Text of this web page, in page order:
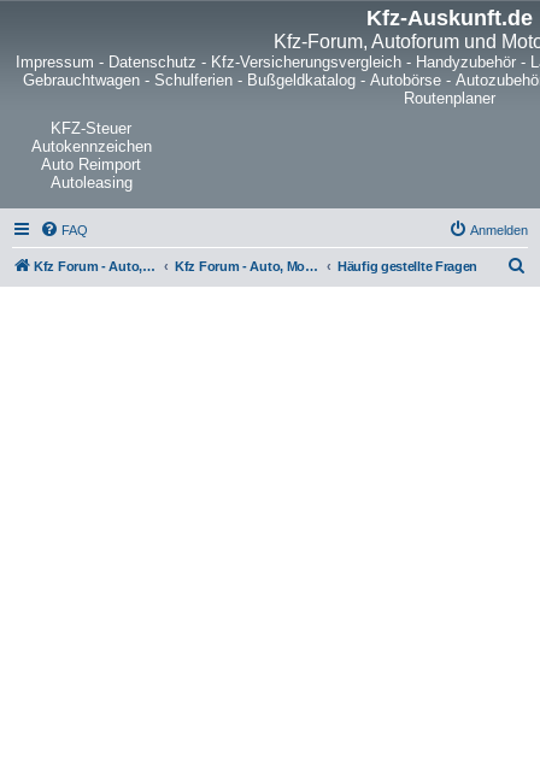
Kfz-Auskunft.de
Kfz-Forum, Autoforum und
Impressum - Datenschutz - Kfz-Versicherungsvergleich - Handyzubehör -
Gebrauchtwagen- Schulferien- Bußgeldkatalog- Autobörse-
Routenplaner
KFZ-Steuer
Autokennzeichen
Auto Reimport
Autoleasing
FAQ Anmelden
Kfz Forum - Auto, Motorrad und LKW Kfz Forum - Auto, Motorrad und LKW Häufig gestellte Fragen